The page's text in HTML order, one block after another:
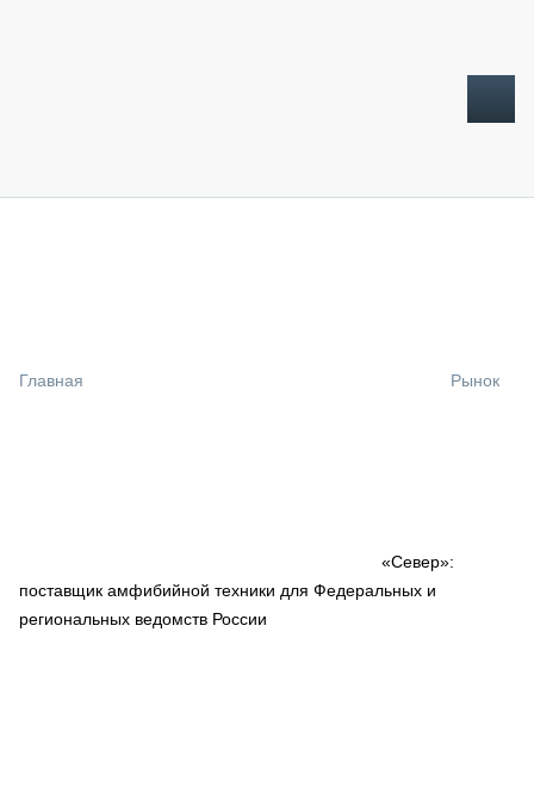
СПЕЦПРОЕКТЫ
МЕРОПРИЯТИЯ
Главная Рынок
«Север»:
поставщик амфибийной техники для Федеральных и
региональных ведомств России